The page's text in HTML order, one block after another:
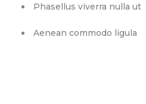
Phasellus viverra nulla ut
Aenean commodo ligula